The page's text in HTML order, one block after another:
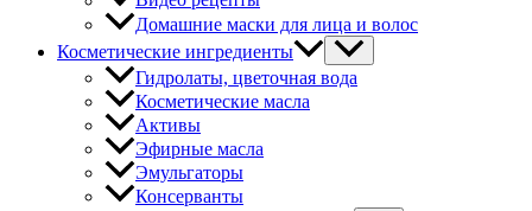
Домашние маски для лица и волос
Косметические ингредиенты
Гидролаты, цветочная вода
Косметические масла
Активы
Эфирные масла
Эмульгаторы
Консерванты